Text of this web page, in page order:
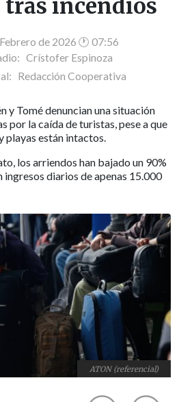
incendios
de 2026 🕐 07:56
Crístofer Espinoza
Redacción Cooperativa
y Tomé denuncian una situación
por la caída de turistas, pese a que
playas están intactos.
los arriendos han bajado un 90%
diarios de apenas 15.000
ATON (referencial)